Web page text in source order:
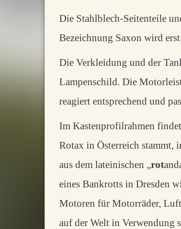
Die Stahlblech-Seitenteile
Bezeichnung Saxon wird
Die Verkleidung und der
Lampenschild. Die
reagiert entsprechend und
Im Kastenprofilrahmen
Rotax in Österreich stammt,
aus dem lateinischen „rot
eines Bankrotts in Dresden
Motoren für Motorräder,
auf der Welt in Verwendung